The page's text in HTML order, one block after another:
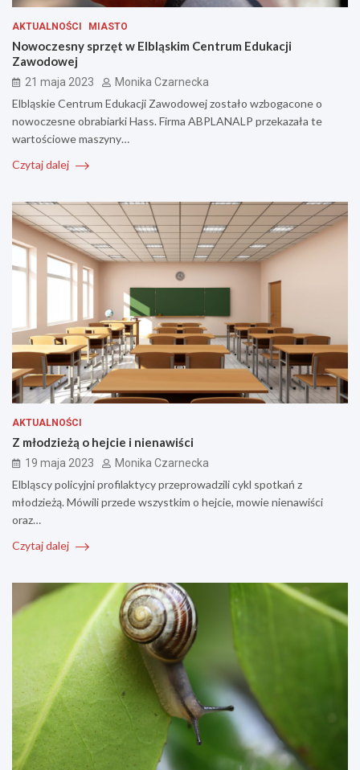
AKTUALNOŚCI MIASTO
Nowoczesny sprzęt w Elbląskim Centrum Edukacji
Zawodowej
21 maja 2023 Monika Czarnecka
Elbląskie Centrum Edukacji Zawodowej zostało wzbogacone o
nowoczesne obrabiarki Hass. Firma ABPLANALP przekazała te
wartościowe maszyny…
Czytaj dalej
AKTUALNOŚCI
Z młodzieżą o hejcie i nienawiści
19 maja 2023 Monika Czarnecka
Elbląscy policyjni profilaktycy przeprowadzili cykl spotkań z
młodzieżą. Mówili przede wszystkim o hejcie, mowie nienawiści
oraz…
Czytaj dalej